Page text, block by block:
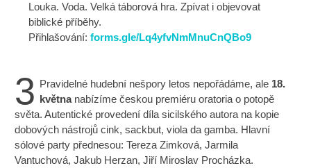
Louka. Voda. Velká táborová hra. Zpívat i objevovat
biblické příběhy.
Přihlašování:forms.gle/Lq4yfvNmMnuCnQBo9
3 Pravidelné hudební nešpory letos nepořádáme, ale 18.
květnanabízíme českou premiéru oratoria o potopě
světa. Autentické provedení díla sicilského autora na kopie
dobových nástrojů cink, sackbut, viola da gamba. Hlavní
sólové party přednesou: Tereza Zimková, Jarmila
Vantuchová, Jakub Herzan, Jiří Miroslav Procházka.